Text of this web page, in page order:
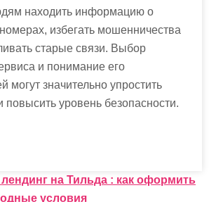
находить информацию о
избегать мошенничества
старые связи. Выбор
и понимание его
могут значительно упростить
повысить уровень безопасности.
на Тильда : как оформить
условия